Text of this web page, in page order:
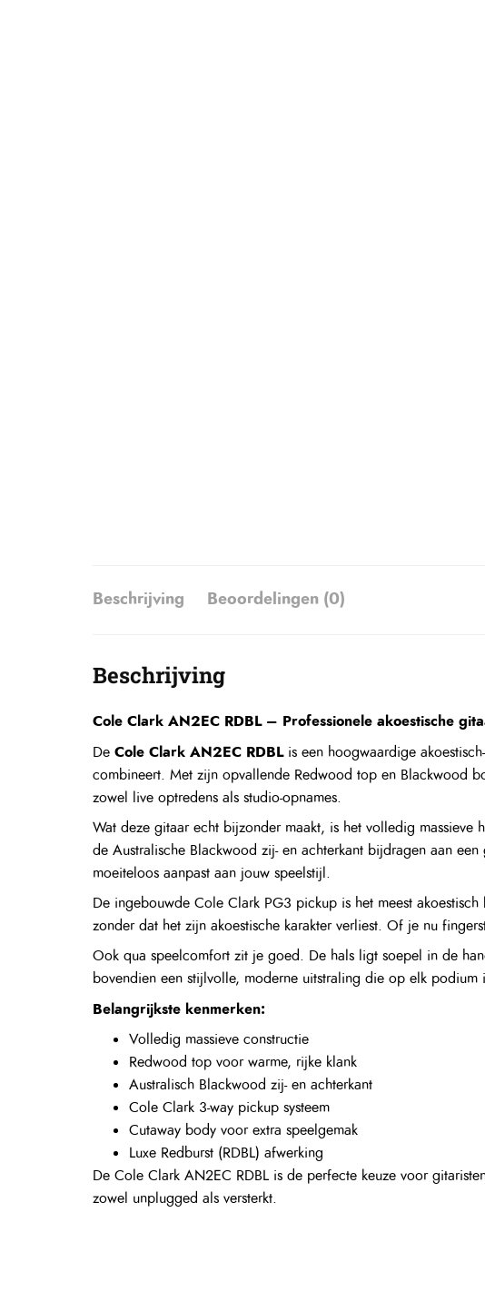
Beschrijving Beoordelingen (0)
Beschrijving
Cole Clark AN2EC RDBL – Professionele akoestische
De Cole Clark AN2EC RDBLis een hoogwaardige
combineert. Met zijn opvallende Redwood top en Blackwood
zowel live optredens als studio-opnames.
Wat deze gitaar echt bijzonder maakt, is het volledig
de Australische Blackwood zij- en achterkant bijdragen aan
moeiteloos aanpast aan jouw speelstijl.
De ingebouwde Cole Clark PG3 pickup is het meest
zonder dat het zijn akoestische karakter verliest. Of je nu
Ook qua speelcomfort zit je goed. De hals ligt soepel in de
bovendien een stijlvolle, moderne uitstraling die op elk podium
Belangrijkste kenmerken:
Volledig massieve constructie
Redwood top voor warme, rijke klank
Australisch Blackwood zij- en achterkant
Cole Clark 3-way pickup systeem
Cutaway body voor extra speelgemak
Luxe Redburst (RDBL) afwerking
De Cole Clark AN2EC RDBL is de perfecte keuze voor
zowel unplugged als versterkt.